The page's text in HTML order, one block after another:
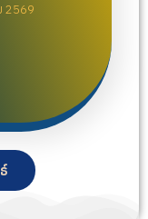
2569